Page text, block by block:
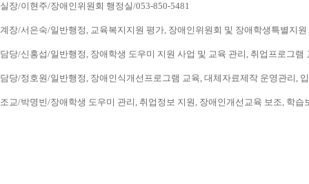
실장/이현주/장애인위원회 행정실/053-850-5481
계장/서은숙/일반행정, 교육복지지원 평가, 장애인위원회 및 장애학생특별지
담당/신홍섭/일반행정, 장애학생 도우미 지원 사업 및 교육 관리, 취업프로그
담당/정호원/일반행정, 장애인식개선프로그램 교육, 대체자료제작 운영관리,
조교/박명빈/장애학생 도우미 관리, 취업정보 지원, 장애인개선교육 보조, 학